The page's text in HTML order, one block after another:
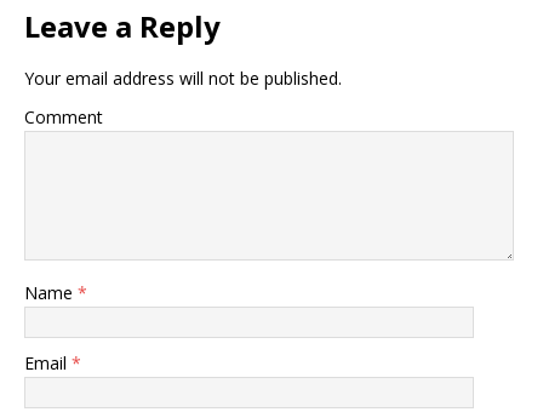
Leave a Reply
Your email address will not be published.
Comment
Name *
Email *